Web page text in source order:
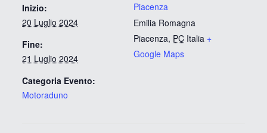
Inizio:
20 Luglio 2024
Fine:
21 Luglio 2024
Categoria Evento:
Motoraduno
Piacenza
Emilia Romagna
Piacenza, PC Italia +
Google Maps